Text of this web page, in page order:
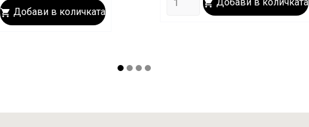
 Добави в количката
